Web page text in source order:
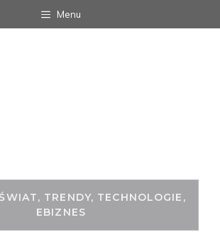
Menu
TRENDY, TECHNOLOGIE,
EBIZNES